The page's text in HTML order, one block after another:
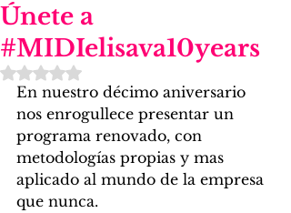
Únete a
#MIDIelisava10years
Rated NaN out of 5 stars.
En nuestro décimo aniversario
nos enrogullece presentar un
programa renovado, con
metodologías propias y mas
aplicado al mundo de la empresa
que nunca.